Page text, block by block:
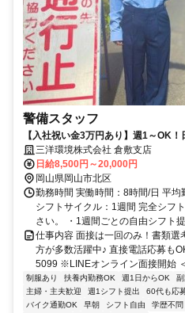
警備スタッフ
【入社祝い金3万円あり】週1～OK
世代が活躍中で未経験から活躍できる♪
三洋環境株式会社 倉敷支店
日給8,500円～20,000円
岡山県岡山市北区
勤務時間 実働時間：8時間/日 平
シフトサイクル：1週間 完全シフ
さい。 ・1週間ごとの自由シフト
仕事内容 面接は一回のみ！書類
方が多数活躍中♪ 直接電話応募も
5099 ※LINEオンライン面接開始
制服あり 扶養内勤務OK 週1日からOK
主婦・主夫歓迎
週1シフト提出 60代も応
バイク通勤OK
早朝 シフト自由 学歴不問